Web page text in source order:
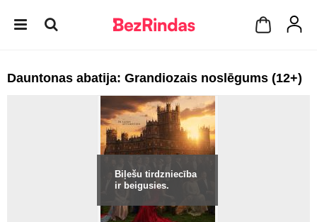
Dauntonas abatija: Grandiozais noslēgums (12+)
Biļešu tirdzniecība
ir beigusies.